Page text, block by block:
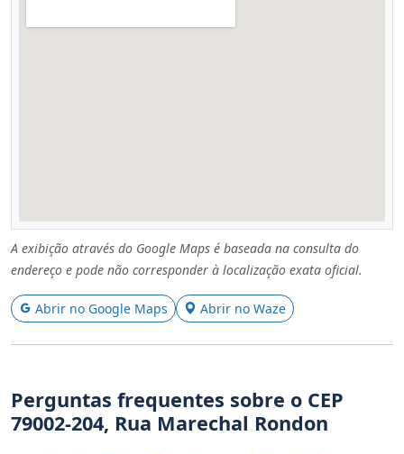
A exibição através do Google Maps é baseada na consulta do
endereço e pode não corresponder à localização exata oficial.
Abrir no Google Maps Abrir no Waze
Perguntas frequentes sobre o CEP
79002-204, Rua Marechal Rondon